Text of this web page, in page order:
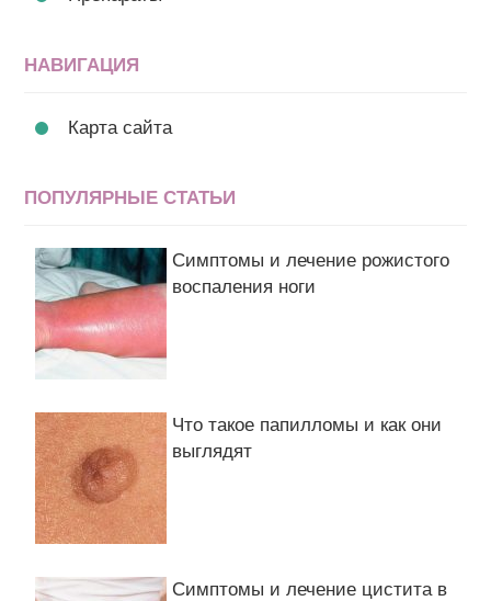
НАВИГАЦИЯ
Карта сайта
ПОПУЛЯРНЫЕ СТАТЬИ
Симптомы и лечение рожистого
воспаления ноги
Что такое папилломы и как они
выглядят
Симптомы и лечение цистита в